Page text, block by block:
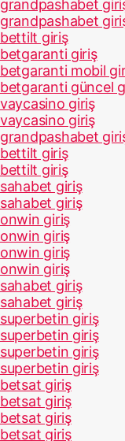
grandpashabet
grandpashabet
bettilt giriş
betgaranti giriş
betgaranti mobil
betgaranti güncel
vaycasino giriş
vaycasino giriş
grandpashabet
bettilt giriş
bettilt giriş
sahabet giriş
sahabet giriş
onwin giriş
onwin giriş
onwin giriş
onwin giriş
sahabet giriş
sahabet giriş
superbetin giriş
superbetin giriş
superbetin giriş
superbetin giriş
betsat giriş
betsat giriş
betsat giriş
betsat giriş